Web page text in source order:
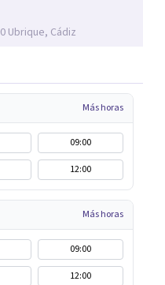
y compromiso,
etc.
Ubrique, Cádiz
Más horas
09:00
12:00
Más horas
09:00
12:00